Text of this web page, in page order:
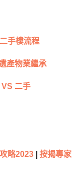
手樓流程
產物業繼承
VS 二手
略2023| 按揭專家